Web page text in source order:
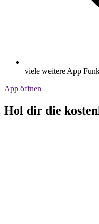
viele weitere App
App öffnen
Hol dir die